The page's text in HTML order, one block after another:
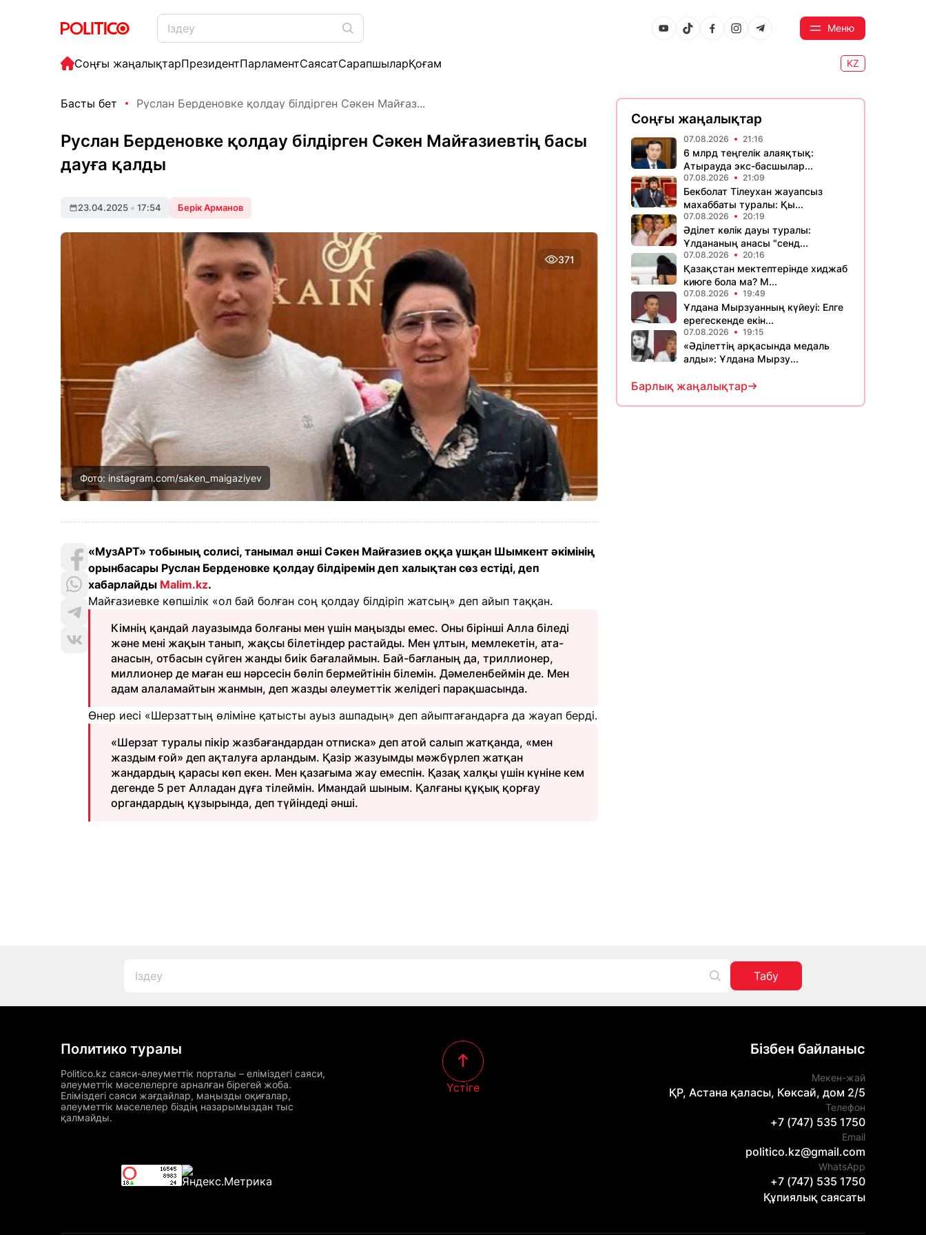
Меню
Соңғы жаңалықтарПрезидентПарламентСаясатСарапшыларҚоғам KZ
Басты бет Руслан Берденовке қолдау білдірген Сәкен Майғаз...
Руслан Берденовке қолдау білдірген Сәкен Майғазиевтің басы
дауға қалды
23.04.2025 • 17:54 Берік Арманов
371
Фото: instagram.com/saken_maigaziyev
«МузАРТ» тобының солисі, танымал әнші Сәкен Майғазиев оққа ұшқан Шымкент әкімінің
орынбасары Руслан Берденовке қолдау білдіремін деп халықтан сөз естіді, деп
хабарлайды Malim.kz.
Майғазиевке көпшілік «ол бай болған соң қолдау білдіріп жатсың» деп айып таққан.
Кімнің қандай лауазымда болғаны мен үшін маңызды емес. Оны бірінші Алла біледі
және мені жақын танып, жақсы білетіндер растайды. Мен ұлтын, мемлекетін, ата-
анасын, отбасын сүйген жанды биік бағалаймын. Бай-бағланың да, триллионер,
миллионер де маған еш нәрсесін бөліп бермейтінін білемін. Дәмеленбеймін де. Мен
адам алаламайтын жанмын, деп жазды әлеуметтік желідегі парақшасында.
Өнер иесі «Шерзаттың өліміне қатысты ауыз ашпадың» деп айыптағандарға да жауап берді.
«Шерзат туралы пікір жазбағандардан отписка» деп атой салып жатқанда, «мен
жаздым ғой» деп ақталуға арландым. Қазір жазуымды мәжбүрлеп жатқан
жандардың қарасы көп екен. Мен қазағыма жау емеспін. Қазақ халқы үшін күніне кем
дегенде 5 рет Алладан дұға тілеймін. Имандай шыным. Қалғаны құқық қорғау
органдардың құзырында, деп түйіндеді әнші.
Соңғы жаңалықтар
07.08.2026 21:16
6 млрд теңгелік алаяқтық:
Атырауда экс-басшылар...
07.08.2026 21:09
Бекболат Тілеухан жауапсыз
махаббаты туралы: Қы...
07.08.2026 20:19
Әділет көлік дауы туралы:
Ұлдананың анасы "сенд...
07.08.2026 20:16
Қазақстан мектептерінде хиджаб
киюге бола ма? М...
07.08.2026 19:49
Ұлдана Мырзуанның күйеуі: Елге
ерегескенде екін...
07.08.2026 19:15
«Әділеттің арқасында медаль
алды»: Ұлдана Мырзу...
Барлық жаңалықтар
Табу
Политико туралы
Politico.kz саяси-әлеуметтік порталы – еліміздегі саяси,
әлеуметтік мәселелерге арналған бірегей жоба.
Еліміздегі саяси жағдайлар, маңызды оқиғалар,
әлеуметтік мәселелер біздің назарымыздан тыс
қалмайды.
Үстіге
Бізбен байланыс
Мекен-жай
ҚР, Астана қаласы, Көксай, дом 2/5
Телефон
+7 (747) 535 1750
Email
politico.kz@gmail.com
WhatsApp
+7 (747) 535 1750
Құпиялық саясаты